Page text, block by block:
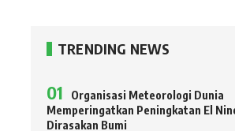
TRENDING NEWS
Organisasi Meteorologi Dunia
Memperingatkan Peningkatan El
Dirasakan Bumi